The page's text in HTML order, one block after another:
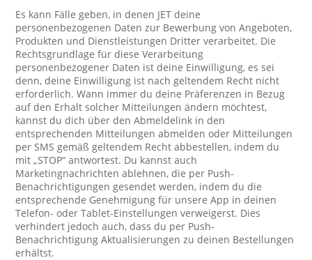
Es kann Fälle geben, in denen JET deine
personenbezogenen Daten zur Bewerbung von Angeboten,
Produkten und Dienstleistungen Dritter verarbeitet. Die
Rechtsgrundlage für diese Verarbeitung
personenbezogener Daten ist deine Einwilligung, es sei
denn, deine Einwilligung ist nach geltendem Recht nicht
erforderlich. Wann immer du deine Präferenzen in Bezug
auf den Erhalt solcher Mitteilungen ändern möchtest,
kannst du dich über den Abmeldelink in den
entsprechenden Mitteilungen abmelden oder Mitteilungen
per SMS gemäß geltendem Recht abbestellen, indem du
mit „STOP“ antwortest. Du kannst auch
Marketingnachrichten ablehnen, die per Push-
Benachrichtigungen gesendet werden, indem du die
entsprechende Genehmigung für unsere App in deinen
Telefon- oder Tablet-Einstellungen verweigerst. Dies
verhindert jedoch auch, dass du per Push-
Benachrichtigung Aktualisierungen zu deinen Bestellungen
erhältst.